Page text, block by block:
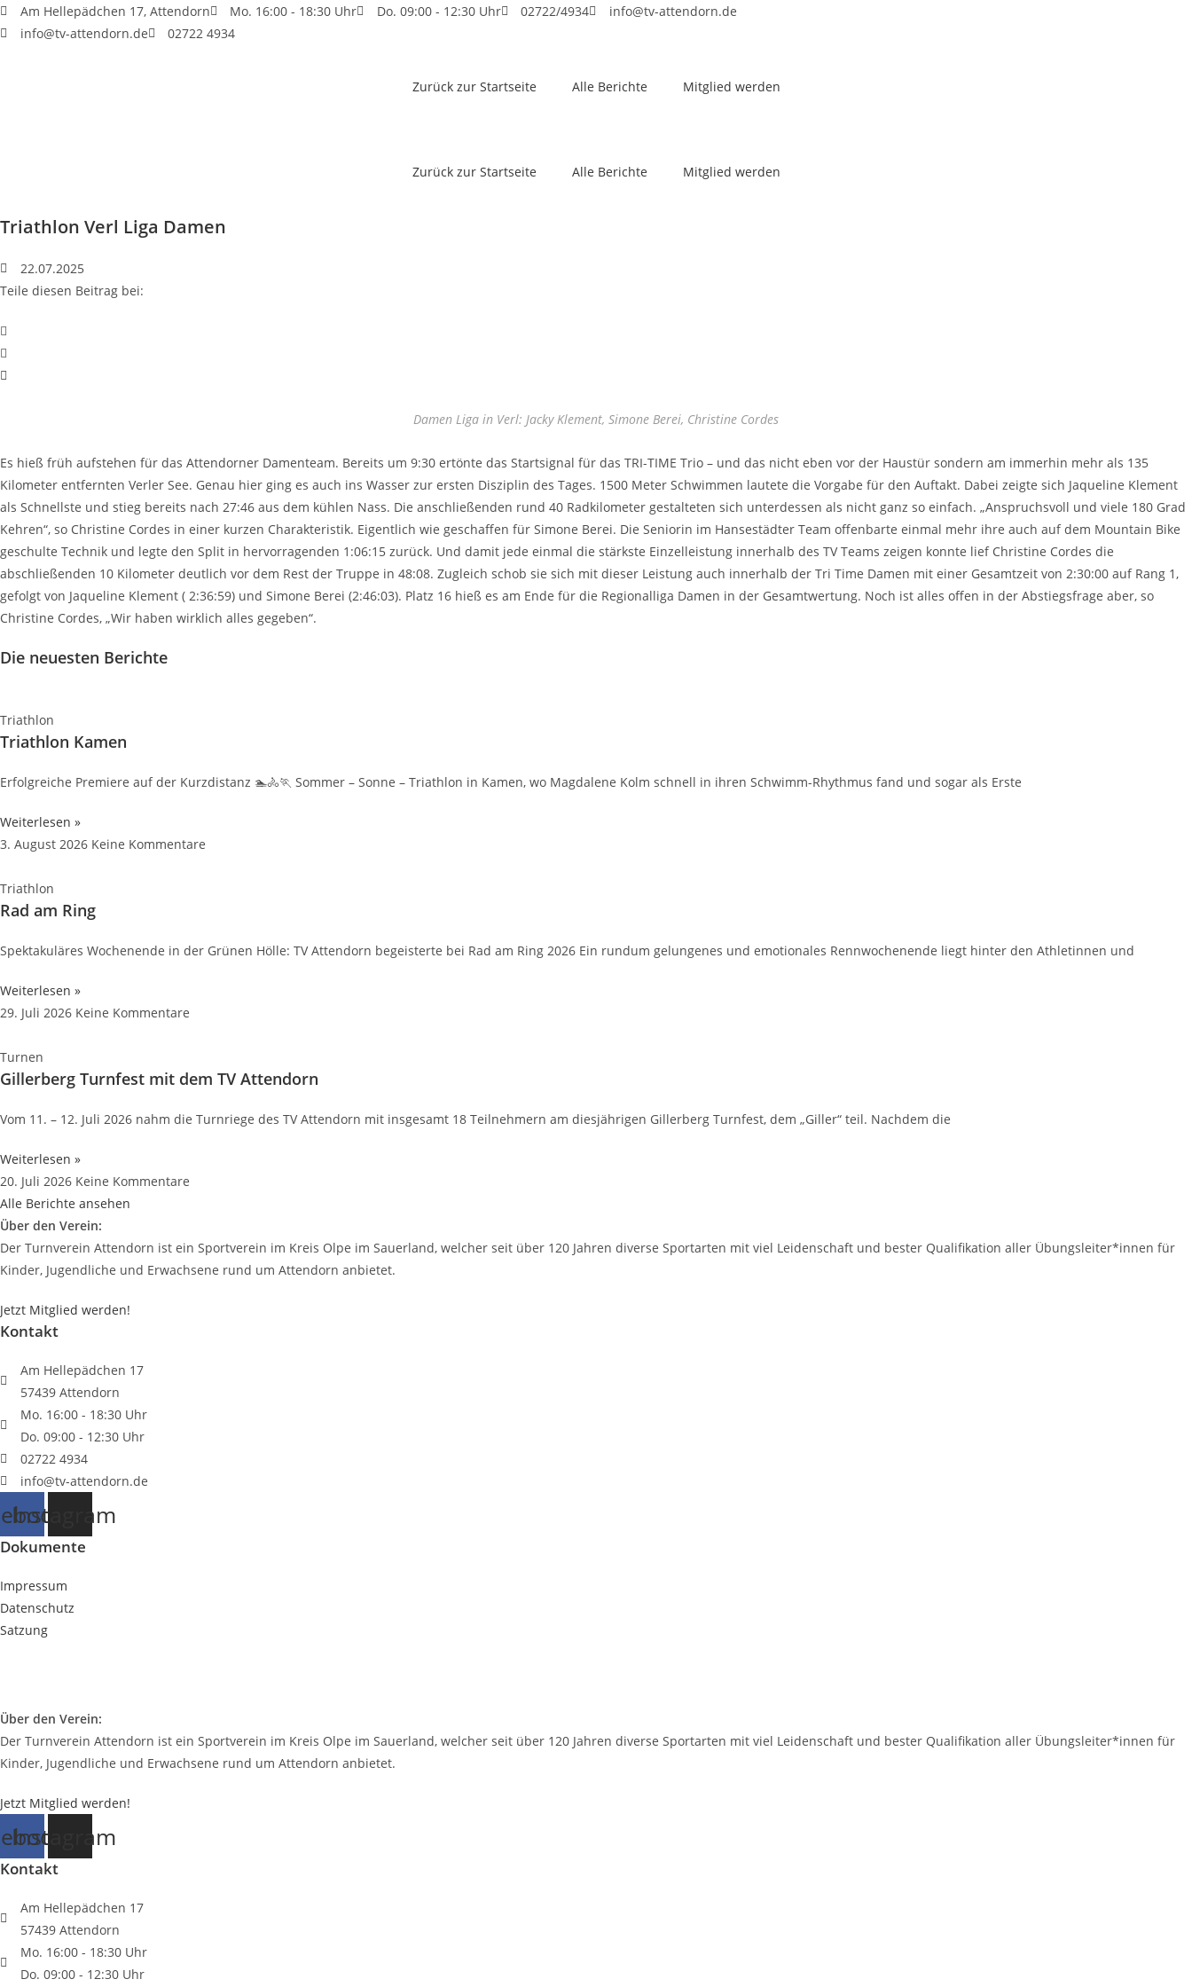
Am Hellepädchen 17, Attendorn Mo. 16:00 - 18:30 Uhr Do. 09:00 - 12:30 Uhr 02722/4934
info@tv-attendorn.de
info@tv-attendorn.de
02722 4934
Zurück zur Startseite Alle Berichte Mitglied werden
Zurück zur Startseite Alle Berichte Mitglied werden
Triathlon Verl Liga Damen
22.07.2025
Teile diesen Beitrag bei:
Damen Liga in Verl: Jacky Klement, Simone Berei, Christine Cordes
Es hieß früh aufstehen für das Attendorner Damenteam. Bereits um 9:30 ertönte das Startsignal für das TRI-TIME Trio – und das nicht eben vor der Haustür sondern am immerhin mehr als 135
Kilometer entfernten Verler See. Genau hier ging es auch ins Wasser zur ersten Disziplin des Tages. 1500 Meter Schwimmen lautete die Vorgabe für den Auftakt. Dabei zeigte sich Jaqueline Klement
als Schnellste und stieg bereits nach 27:46 aus dem kühlen Nass. Die anschließenden rund 40 Radkilometer gestalteten sich unterdessen als nicht ganz so einfach. „Anspruchsvoll und viele 180 Grad
Kehren“, so Christine Cordes in einer kurzen Charakteristik. Eigentlich wie geschaffen für Simone Berei. Die Seniorin im Hansestädter Team offenbarte einmal mehr ihre auch auf dem Mountain Bike
geschulte Technik und legte den Split in hervorragenden 1:06:15 zurück. Und damit jede einmal die stärkste Einzelleistung innerhalb des TV Teams zeigen konnte lief Christine Cordes die
abschließenden 10 Kilometer deutlich vor dem Rest der Truppe in 48:08. Zugleich schob sie sich mit dieser Leistung auch innerhalb der Tri Time Damen mit einer Gesamtzeit von 2:30:00 auf Rang 1,
gefolgt von Jaqueline Klement ( 2:36:59) und Simone Berei (2:46:03). Platz 16 hieß es am Ende für die Regionalliga Damen in der Gesamtwertung. Noch ist alles offen in der Abstiegsfrage aber, so
Christine Cordes, „Wir haben wirklich alles gegeben“.
Die neuesten Berichte
Triathlon
Triathlon Kamen
Erfolgreiche Premiere auf der Kurzdistanz 🏊🚴🏃 Sommer – Sonne – Triathlon in Kamen, wo Magdalene Kolm schnell in ihren Schwimm-Rhythmus fand und sogar als Erste
Weiterlesen »
3. August 2026 Keine Kommentare
Triathlon
Rad am Ring
Spektakuläres Wochenende in der Grünen Hölle: TV Attendorn begeisterte bei Rad am Ring 2026 Ein rundum gelungenes und emotionales Rennwochenende liegt hinter den Athletinnen und
Weiterlesen »
29. Juli 2026 Keine Kommentare
Turnen
Gillerberg Turnfest mit dem TV Attendorn
Vom 11. – 12. Juli 2026 nahm die Turnriege des TV Attendorn mit insgesamt 18 Teilnehmern am diesjährigen Gillerberg Turnfest, dem „Giller“ teil. Nachdem die
Weiterlesen »
20. Juli 2026 Keine Kommentare
Alle Berichte ansehen
Über den Verein:
Der Turnverein Attendorn ist ein Sportverein im Kreis Olpe im Sauerland, welcher seit über 120 Jahren diverse Sportarten mit viel Leidenschaft und bester Qualifikation aller Übungsleiter*innen für
Kinder, Jugendliche und Erwachsene rund um Attendorn anbietet.
Jetzt Mitglied werden!
Kontakt
Am Hellepädchen 17
57439 Attendorn
Mo. 16:00 - 18:30 Uhr
Do. 09:00 - 12:30 Uhr
02722 4934
info@tv-attendorn.de
Instagram
Dokumente
Impressum
Datenschutz
Satzung
Über den Verein:
Der Turnverein Attendorn ist ein Sportverein im Kreis Olpe im Sauerland, welcher seit über 120 Jahren diverse Sportarten mit viel Leidenschaft und bester Qualifikation aller Übungsleiter*innen für
Kinder, Jugendliche und Erwachsene rund um Attendorn anbietet.
Jetzt Mitglied werden!
Instagram
Kontakt
Am Hellepädchen 17
57439 Attendorn
Mo. 16:00 - 18:30 Uhr
Do. 09:00 - 12:30 Uhr